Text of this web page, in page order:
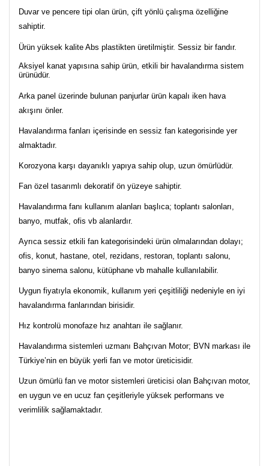
Duvar ve pencere tipi olan ürün, çift yönlü çalışma özelliğine
sahiptir.
Ürün yüksek kalite Abs plastikten üretilmiştir. Sessiz bir fandır.
Aksiyel kanat yapısına sahip ürün, etkili bir havalandırma sistem
ürünüdür.
Arka panel üzerinde bulunan panjurlar ürün kapalı iken hava
akışını önler.
Havalandırma fanları içerisinde en sessiz fan kategorisinde yer
almaktadır.
Korozyona karşı dayanıklı yapıya sahip olup, uzun ömürlüdür.
Fan özel tasarımlı dekoratif ön yüzeye sahiptir.
Havalandırma fanı kullanım alanları başlıca; toplantı salonları,
banyo, mutfak, ofis vb alanlardır.
Ayrıca sessiz etkili fan kategorisindeki ürün olmalarından dolayı;
ofis, konut, hastane, otel, rezidans, restoran, toplantı salonu,
banyo sinema salonu, kütüphane vb mahalle kullanılabilir.
Uygun fiyatıyla ekonomik, kullanım yeri çeşitliliği nedeniyle en iyi
havalandırma fanlarından birisidir.
Hız kontrolü monofaze hız anahtarı ile sağlanır.
Havalandırma sistemleri uzmanı Bahçıvan Motor; BVN markası ile
Türkiye’nin en büyük yerli fan ve motor üreticisidir.
Uzun ömürlü fan ve motor sistemleri üreticisi olan Bahçıvan motor,
en uygun ve en ucuz fan çeşitleriyle yüksek performans ve
verimlilik sağlamaktadır.